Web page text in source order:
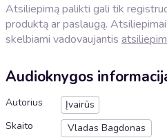
Atsiliepimą palikti gali tik
produktą ar paslaugą.
skelbiami vadovaujantis
Audioknygos
Autorius
Įvairūs
Skaito
Vladas Bagdonas